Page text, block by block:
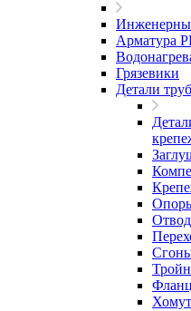
Арматура
Грязевики
Детали